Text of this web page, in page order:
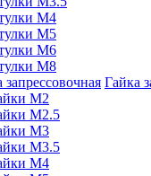
М4
М5
М6
М8
Гайка
М2
М2.5
М3
М3.5
М4